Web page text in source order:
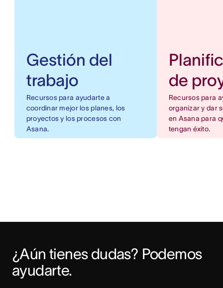
Gestión del
trabajo
Recursos para ayudarte a
coordinar mejor los planes, los
proyectos y los procesos con
Asana.
de
Recursos para
organizar y dar
en Asana para
tengan éxito.
¿Aún tienes dudas? Podemos
ayudarte.